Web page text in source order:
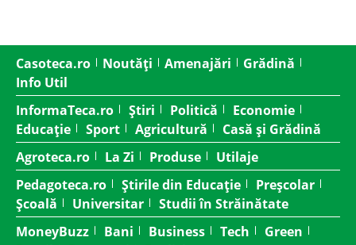
Casoteca.ro Noutăți Amenajări
Grădină
Info Util
InformaTeca.ro
Știri Politică
Economie
Educație
Sport Agricultură
Casă și Grădină
Agroteca.ro
La Zi Produse
Utilaje
Pedagoteca.ro
Știrile din Educație
Preșcolar
Școală
Universitar
Studii în Străinătate
MoneyBuzz
Bani Business Tech
Green